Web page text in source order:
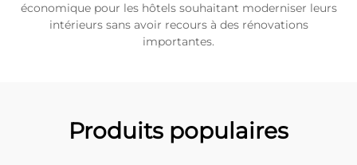
économique pour les hôtels souhaitant moderniser leurs
intérieurs sans avoir recours à des rénovations
importantes.
Produits populaires